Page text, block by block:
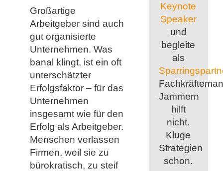
Großartige
Arbeitgeber sind auch
gut organisierte
Unternehmen. Was
banal klingt, ist ein oft
unterschätzter
Erfolgsfaktor – für das
Unternehmen
insgesamt wie für den
Erfolg als Arbeitgeber.
Menschen verlassen
Firmen, weil sie zu
bürokratisch, zu steif
Keynote
Speaker
und
begleite
als
Jammern
hilft
nicht.
Kluge
Strategien
schon.